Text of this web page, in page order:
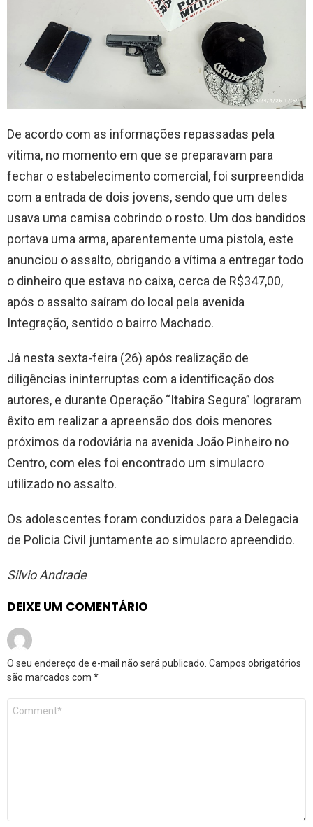
De acordo com as informações repassadas pela
vítima, no momento em que se preparavam para
fechar o estabelecimento comercial, foi surpreendida
com a entrada de dois jovens, sendo que um deles
usava uma camisa cobrindo o rosto. Um dos bandidos
portava uma arma, aparentemente uma pistola, este
anunciou o assalto, obrigando a vítima a entregar todo
o dinheiro que estava no caixa, cerca de R$347,00,
após o assalto saíram do local pela avenida
Integração, sentido o bairro Machado.
Já nesta sexta-feira (26) após realização de
diligências ininterruptas com a identificação dos
autores, e durante Operação “Itabira Segura” lograram
êxito em realizar a apreensão dos dois menores
próximos da rodoviária na avenida João Pinheiro no
Centro, com eles foi encontrado um simulacro
utilizado no assalto.
Os adolescentes foram conduzidos para a Delegacia
de Policia Civil juntamente ao simulacro apreendido.
Silvio Andrade
DEIXE UM COMENTÁRIO
O seu endereço de e-mail não será publicado. Campos obrigatórios
são marcados com *
Comentário